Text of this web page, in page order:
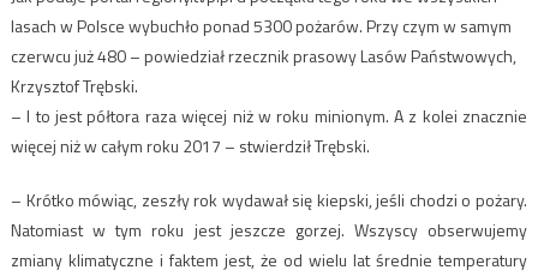
lasach w Polsce wybuchło ponad 5300 pożarów. Przy czym w samym
czerwcu już 480 – powiedział rzecznik prasowy Lasów Państwowych,
Krzysztof Trębski.
– I to jest półtora raza więcej niż w roku minionym. A z kolei znacznie
więcej niż w całym roku 2017 – stwierdził Trębski.
– Krótko mówiąc, zeszły rok wydawał się kiepski, jeśli chodzi o pożary.
Natomiast w tym roku jest jeszcze gorzej. Wszyscy obserwujemy
zmiany klimatyczne i faktem jest, że od wielu lat średnie temperatury